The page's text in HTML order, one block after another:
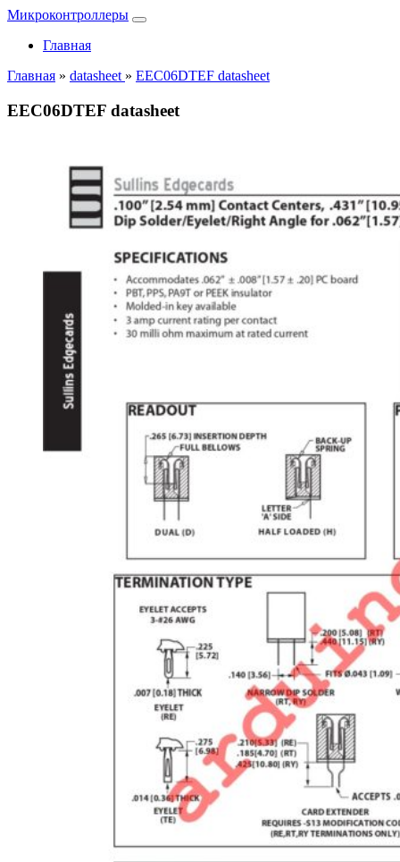
Микроконтроллеры
Главная
Главная » datasheet » EEC06DTEF datasheet
EEC06DTEF datasheet